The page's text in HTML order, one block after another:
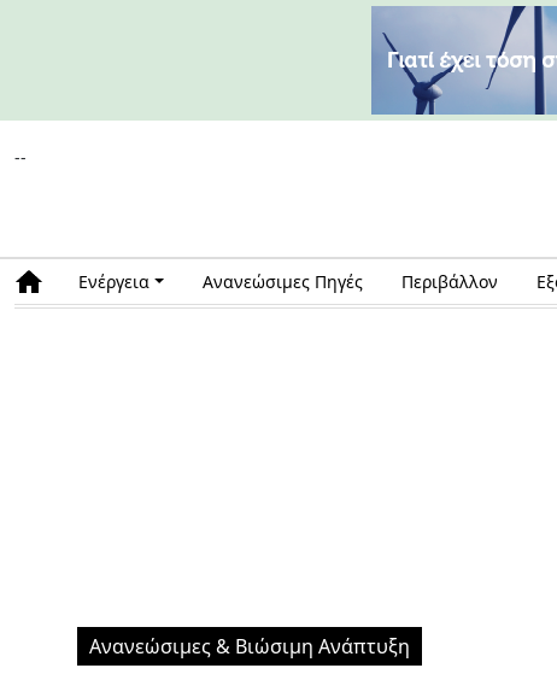
--
Ενέργεια Ανανεώσιμες Πηγές Περιβάλλον
Ανανεώσιμες & Βιώσιμη Ανάπτυξη